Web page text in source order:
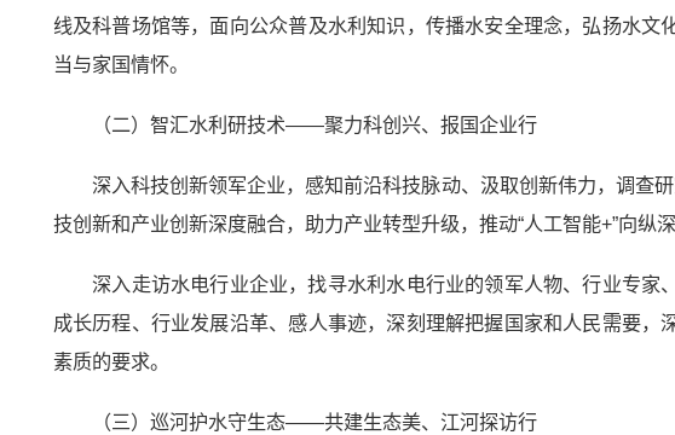
线及科普场馆等，面向公众普及水利知识，传播水安全理念，弘扬水文
当与家国情怀。
（二）智汇水利研技术——聚力科创兴、报国企业行
深入科技创新领军企业，感知前沿科技脉动、汲取创新伟力，调查
技创新和产业创新深度融合，助力产业转型升级，推动“人工智能+”向纵深
深入走访水电行业企业，找寻水利水电行业的领军人物、行业专家
成长历程、行业发展沿革、感人事迹，深刻理解把握国家和人民需要
素质的要求。
（三）巡河护水守生态——共建生态美、江河探访行